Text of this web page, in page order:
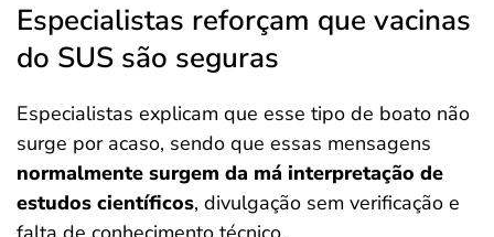
Especialistas reforçam que vacinas
do SUS são seguras
Especialistas explicam que esse tipo de boato não
surge por acaso, sendo que essas mensagens
normalmente surgem da má interpretação de
estudos científicos, divulgação sem verificação e